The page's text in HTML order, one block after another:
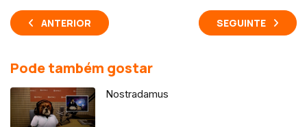
ANTERIOR SEGUINTE
Pode também gostar
Nostradamus